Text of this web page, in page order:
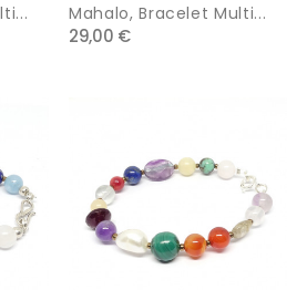
Mahalo, Bracelet Multi...
29,00 €